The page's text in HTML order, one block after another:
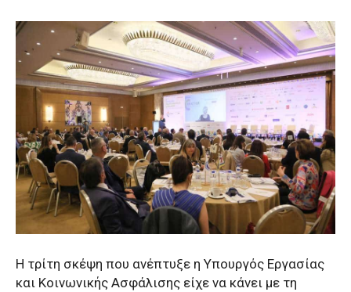
Η τρίτη σκέψη που ανέπτυξε η Υπουργός Εργασίας
και Κοινωνικής Ασφάλισης είχε να κάνει με τη